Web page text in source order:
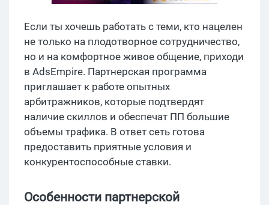
Если ты хочешь работать с теми, кто нацелен
не только на плодотворное сотрудничество,
но и на комфортное живое общение, приходи
в AdsEmpire. Партнерская программа
приглашает к работе опытных
арбитражников, которые подтвердят
наличие скиллов и обеспечат ПП большие
объемы трафика. В ответ сеть готова
предоставить приятные условия и
конкурентоспособные ставки.
Особенности партнерской